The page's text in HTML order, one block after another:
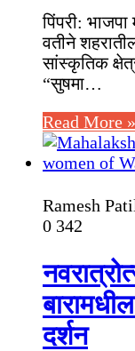
पिंपरी: भाजपा
वतीने
सांस्कृतिक
“सुषमा…
Read More »
Ramesh
0 342
दर्शन